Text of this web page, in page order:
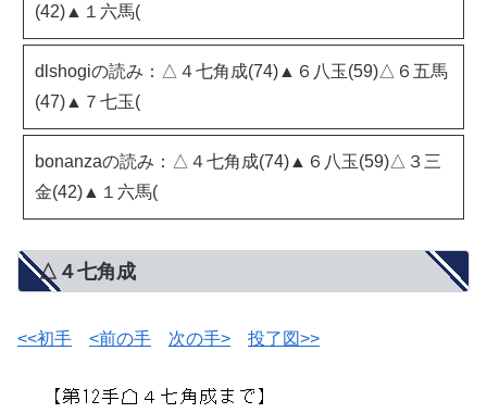
(42)▲１六馬(
dlshogiの読み：△４七角成(74)▲６八玉(59)△６五馬
(47)▲７七玉(
bonanzaの読み：△４七角成(74)▲６八玉(59)△３三
金(42)▲１六馬(
△４七角成
<<初手 <前の手 次の手> 投了図>>